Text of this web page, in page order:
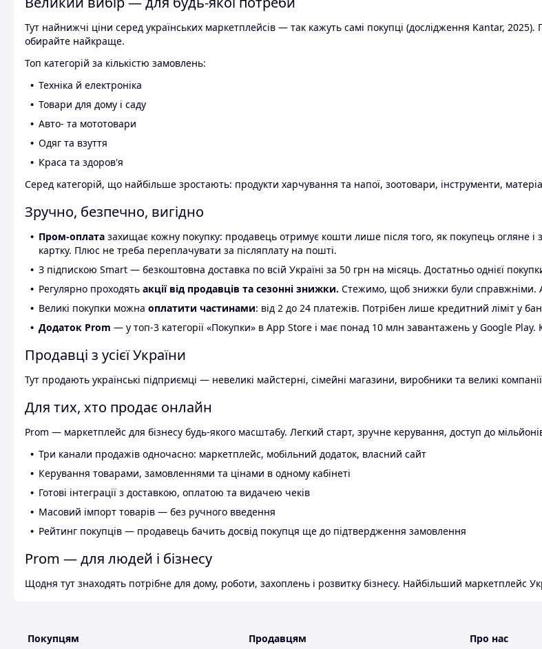
Тут найнижчі ціни серед українських маркетплейсів — так кажуть самі покупці (дослідження Kantar, 2025).
обирайте найкраще.
Топ категорій за кількістю замовлень:
Техніка й електроніка
Товари для дому і саду
Авто- та мототовари
Одяг та взуття
Краса та здоров'я
Серед категорій, що найбільше зростають: продукти харчування та напої, зоотовари, інструменти,
Зручно, безпечно, вигідно
Пром-оплата захищає кожну покупку: продавець отримує кошти лише після того, як покупець
картку. Плюс не треба переплачувати за післяплату на пошті.
З підпискою Smart — безкоштовна доставка по всій Україні за 50 грн на місяць. Достатньо однієї
Регулярно проходять акції від продавців та сезонні знижки. Стежимо, щоб знижки були справжніми.
Великі покупки можна оплатити частинами: від 2 до 24 платежів. Потрібен лише кредитний ліміт у
Додаток Prom — у топ-3 категорії «Покупки» в App Store і має понад 10 млн завантажень у Google Play.
Продавці з усієї України
Тут продають українські підприємці — невеликі майстерні, сімейні магазини, виробники та великі
Для тих, хто продає онлайн
Prom — маркетплейс для бізнесу будь-якого масштабу. Легкий старт, зручне керування, доступ до
Три канали продажів одночасно: маркетплейс, мобільний додаток, власний сайт
Керування товарами, замовленнями та цінами в одному кабінеті
Готові інтеграції з доставкою, оплатою та видачею чеків
Масовий імпорт товарів — без ручного введення
Рейтинг покупців — продавець бачить досвід покупця ще до підтвердження замовлення
Prom — для людей і бізнесу
Щодня тут знаходять потрібне для дому, роботи, захоплень і розвитку бізнесу. Найбільший маркетплейс
Покупцям Продавцям Про нас